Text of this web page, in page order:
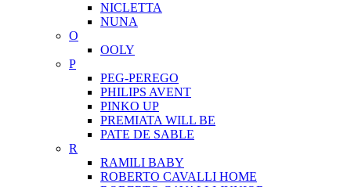
NICLETTA
NUNA
O
OOLY
P
PEG-PEREGO
PHILIPS AVENT
PINKO UP
PREMIATA WILL BE
PATE DE SABLE
R
RAMILI BABY
ROBERTO CAVALLI HOME